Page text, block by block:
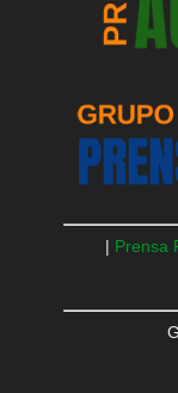
| Prensa